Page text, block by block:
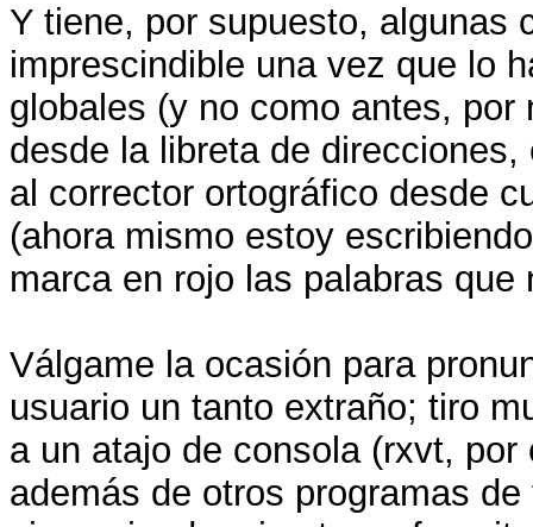
Y tiene, por supuesto, algunas
imprescindible una vez que lo
globales (y no como antes,
desde la libreta de
al corrector ortográfico desde
(ahora mismo estoy
marca en rojo las palabras que
Válgame la ocasión para
usuario un tanto extraño; tiro
a un atajo de consola (rxvt,
además de otros programas